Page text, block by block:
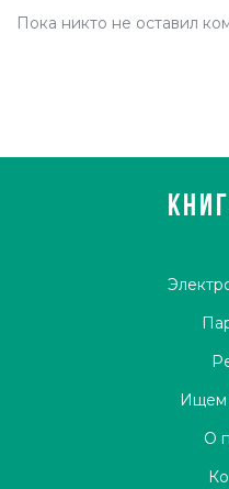
Пока никто не оставил
Ищем
О